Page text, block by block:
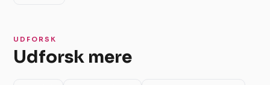
UDFORSK
Udforsk mere